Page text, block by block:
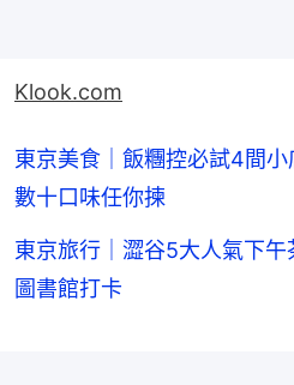
Klook.com
東京美食｜飯糰控必試4間
數十口味任你揀
東京旅行｜澀谷5大人氣下
圖書館打卡